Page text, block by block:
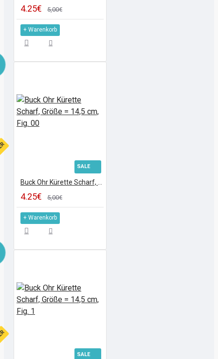
4.25€ 5,00€
+ Warenkorb
SALE
Buck Ohr Kürette Scharf, Größe = 14,5 cm, Fig. 00
4.25€ 5,00€
+ Warenkorb
SALE